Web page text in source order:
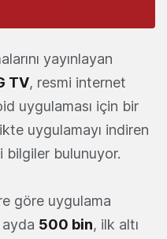
yayınlayan
TV, resmi internet
uygulaması için bir
uygulamayı indiren
bilgiler bulunuyor.
göre uygulama
ayda 500 bin, ilk altı